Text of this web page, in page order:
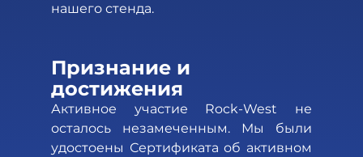
нашего стенда.
Признание и
достижения
Активное участие Rock-West не
осталось незамеченным. Мы были
удостоены Сертификата об активном